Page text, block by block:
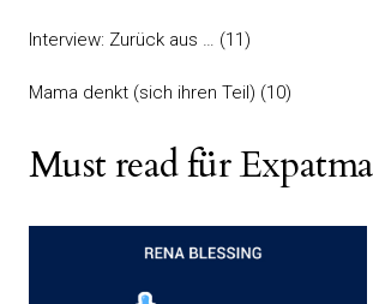
Interview: Zurück aus … (11)
Mama denkt (sich ihren Teil) (10)
Must read für